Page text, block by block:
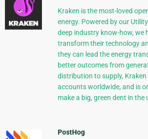
Kraken is the most-loved
energy. Powered by our
deep industry know-how, we
transform their technology
they can lead the energy
better outcomes from
distribution to supply,
accounts worldwide, and is
make a big, green dent in the
PostHog